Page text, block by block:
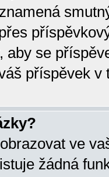
aby se
příspěvek v
ve
žádná